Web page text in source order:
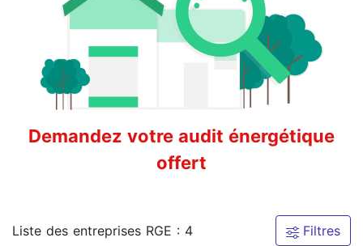
Demandez votre audit énergétique
offert
Liste des entreprises RGE : 4 Filtres